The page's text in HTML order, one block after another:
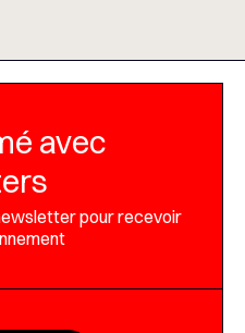
avec
pour recevoir